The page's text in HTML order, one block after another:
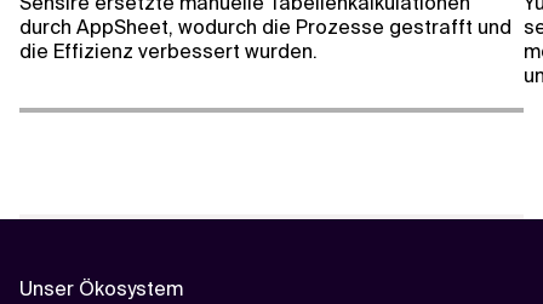
durch AppSheet, wodurch die Prozesse gestrafft und
die Effizienz verbessert wurden.
Unser Ökosystem